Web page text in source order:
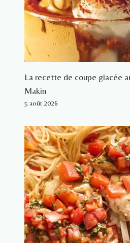
La recette de coupe glacée
Makin
5 août 2026